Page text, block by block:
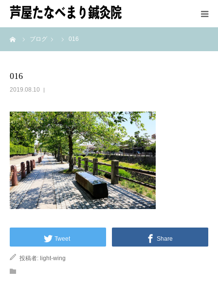
ブログ 016
016
2019.08.10
Tweet Share
投稿者: light-wing
HOME
メニュー＆料金
アクセス
最新情報